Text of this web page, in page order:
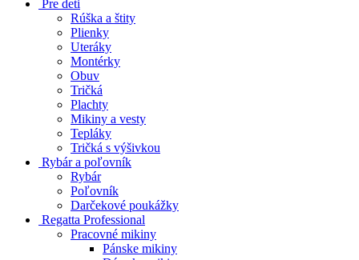
Pre deti
Rúška a štity
Plienky
Uteráky
Montérky
Obuv
Tričká
Plachty
Mikiny a vesty
Tepláky
Tričká s výšivkou
Rybár a poľovník
Rybár
Poľovník
Darčekové poukážky
Regatta Professional
Pracovné mikiny
Pánske mikiny